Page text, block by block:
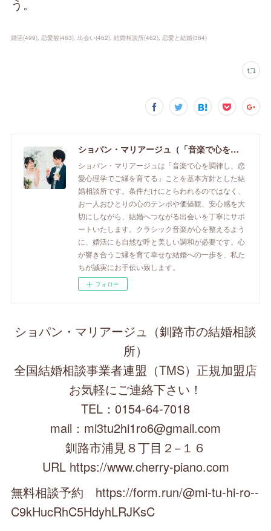
う。
婚活(499) 恋愛観(463) 出会い(462) 結婚相談所(462) 恋愛と結婚(364)
ショパン・マリアージュ（「音楽で心を調律し恋愛心理学でご縁を育てる」釧路市の結婚相談所）/ 全国結婚相談事業者連盟正規加盟店 / cherry-piano.com
ショパン・マリアージュは「音楽で心を調律し、恋
愛心理学でご縁を育てる」ことを基本方針とした結
婚相談所です。条件だけにとらわれるのではなく、
お一人おひとりの心のテンポや価値観、安心感を大
切にしながら、結婚へつながる出会いを丁寧にサポ
ートいたします。クラシック音楽が心を整えるよう
に、婚活にも自然な呼と美しい調和が必要です。心
が響き合うご縁を育て幸せな結婚への一歩を、私た
ちが誠実にお手伝い致します。
フォロー
ショパン・マリアージュ（釧路市の結婚相談
所）
全国結婚相談事業者連盟（TMS）正規加盟店
お気軽にご連絡下さい！
TEL：0154-64-7018
mail：mi3tu2hi1ro6@gmail.com
釧路市浦見８丁目２−１６
URL https://www.cherry-piano.com
無料相談予約 https://form.run/@mi-tu-hi-ro--
C9kHucRhC5HdyhLRJKsC